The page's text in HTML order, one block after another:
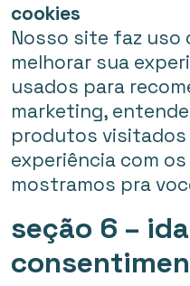
cookies
Nosso site faz uso
melhorar sua
usados para
marketing,
produtos visitados
experiência com
mostramos pra
seção 6 –